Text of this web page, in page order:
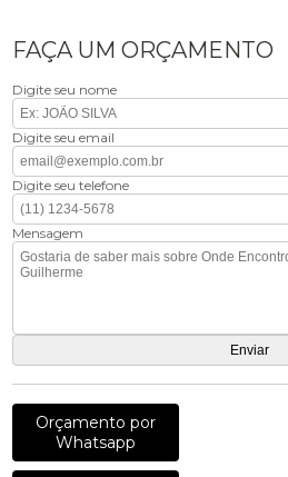
FAÇA UM ORÇAMENTO
Digite seu nome
Digite seu email
Digite seu telefone
Mensagem
Orçamento por
Whatsapp